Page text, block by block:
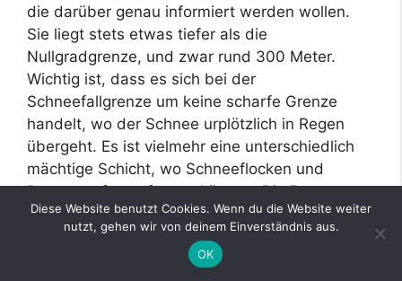
die darüber genau informiert werden wollen.
Sie liegt stets etwas tiefer als die
Nullgradgrenze, und zwar rund 300 Meter.
Wichtig ist, dass es sich bei der
Schneefallgrenze um keine scharfe Grenze
handelt, wo der Schnee urplötzlich in Regen
übergeht. Es ist vielmehr eine unterschiedlich
mächtige Schicht, wo Schneeflocken und
Regentropfen auftreten können. Die Prognose
ist oft schwierig, besonders bei uns in den
Alpen. Viele Faktoren haben einen Einfluss auf
die Lage der Schneefallgrenze.
Diese Website benutzt Cookies. Wenn du die Website weiter
nutzt, gehen wir von deinem Einverständnis aus.
OK